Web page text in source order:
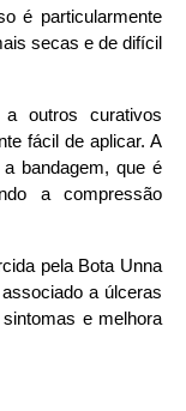
é particularmente
secas e de difícil
a outros curativos
fácil de aplicar. A
bandagem, que é
a compressão
pela Bota Unna
a úlceras
e melhora